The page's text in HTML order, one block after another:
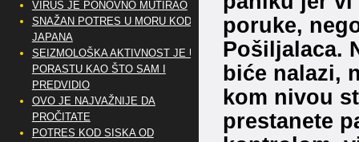
poruke,
Pošiljalaca.
biće nalazi,
kom nivou
prestanete
VIRUS JE PONOVNO MUTIRAO
SNAŽAN POTRES U MORU KOD
JAPANA
SEIZMOLOŠKA AKTIVNOST JE U
PORASTU KAO ŠTO SAM I
PREDVIDIO
OVO JE NAJVAŽNIJE DA
PROČITATE
POTRES KOD SISKA OD